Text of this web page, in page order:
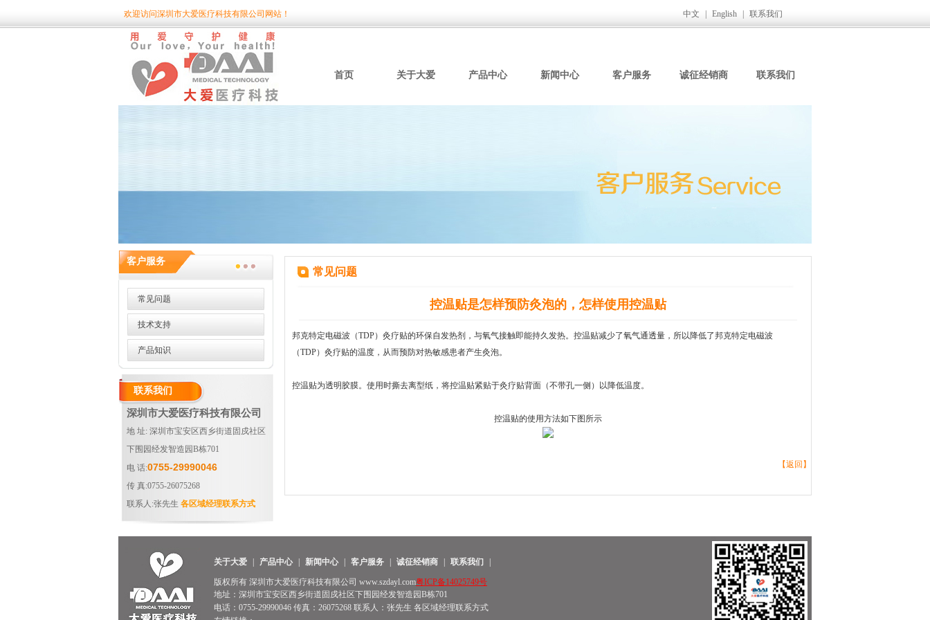
欢迎访问深圳市大爱医疗科技有限公司网站！ 中文 English 联系我们
首页 关于大爱 产品中心 新闻中心 客户服务 诚征经销商 联系我们
客户服务
常见问题
技术支持
产品知识
联系我们
深圳市大爱医疗科技有限公司
地 址: 深圳市宝安区西乡街道固戍社区
下围园经发智造园B栋701
电 话:0755-29990046
传 真:0755-26075268
联系人:张先生 各区域经理联系方式
常见问题
控温贴是怎样预防灸泡的，怎样使用控温贴
邦克特定电磁波（TDP）灸疗贴的环保自发热剂，与氧气接触即能持久发热。控温贴减少了氧气通透量，所以降低了邦克特定电磁波
（TDP）灸疗贴的温度，从而预防对热敏感患者产生灸泡。
控温贴为透明胶膜。使用时撕去离型纸，将控温贴紧贴于灸疗贴背面（不带孔一侧）以降低温度。
控温贴的使用方法如下图所示
【返回】
关于大爱 产品中心 新闻中心 客户服务 诚征经销商 联系我们
版权所有 深圳市大爱医疗科技有限公司 www.szdayl.com粤ICP备14025749号
地址：深圳市宝安区西乡街道固戍社区下围园经发智造园B栋701
电话：0755-29990046 传真：26075268 联系人：张先生 各区域经理联系方式